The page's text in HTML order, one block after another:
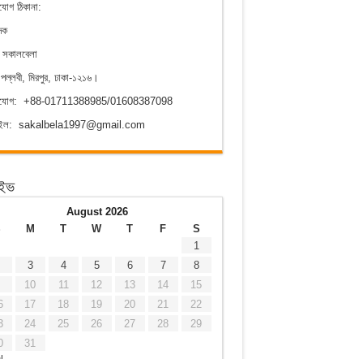
ঠিকানা:
সকালবেলা
মিরপুর, ঢাকা-১২১৬।
+88-01711388985/01608387098
sakalbela1997@gmail.com
August 2026
M T W T F
S
1
3
4 5 6 7
8
10
11 12 13 14
15
17 18 19 20 21
22
24 25 26 27 28
29
31